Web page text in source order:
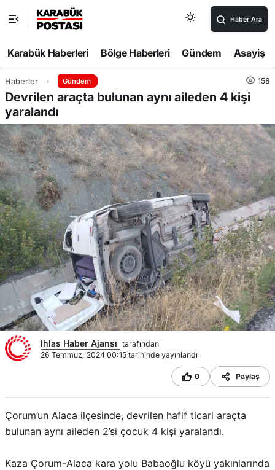
Haber Ara
Karabük Haberleri Bölge Haberleri Gündem Asayiş
Haberler Gündem 158
Devrilen araçta bulunan aynı aileden 4 kişi
yaralandı
Ihlas Haber Ajansı tarafından
26 Temmuz, 2024 00:15 tarihinde yayınlandı
0 Paylaş
Çorum’un Alaca ilçesinde, devrilen hafif ticari araçta
bulunan aynı aileden 2’si çocuk 4 kişi yaralandı.
Kaza Çorum-Alaca kara yolu Babaoğlu köyü yakınlarında